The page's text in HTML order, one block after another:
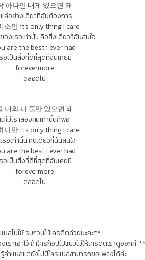
하나만 내게 있으면 돼
ค่อย่างเดียวที่ฉันต้องการ
소만 it’s only thing I care
องเธอเท่านั้น คือสิ่งเดียวที่ฉันสนใจ
are the best i ever had
อเป็นสิ่งที่ดีที่สุดที่ฉันเคยมี
forevermore
ตลอดไป
너와 나 둘만 있으면 돼
แค่มีเราสองคนเท่านั้นก็พอ
나만 it’s only thing I care
ธอเท่านั้น คนเดียวที่ฉันสนใจ
are the best i ever had
อเป็นสิ่งที่ดีที่สุดที่ฉันเคยมี
forevermore
ตลอดไป
ปลไปใช้ รบกวนให้เครดิตด้วยนะคะ**
ราเอาไว้ ถ้าใครก็อปไปแบบไม่ให้เครดิตเราดูออกค่ะ**
คำแปลแต่ยังไม่มีใครแปลสามารถขอเพลงได้ค่ะ